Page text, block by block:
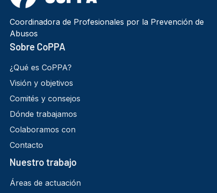
Coordinadora de Profesionales por la Prevención de
Abusos
Sobre CoPPA
¿Qué es CoPPA?
Visión y objetivos
Comités y consejos
Dónde trabajamos
Colaboramos con
Contacto
Nuestro trabajo
Áreas de actuación